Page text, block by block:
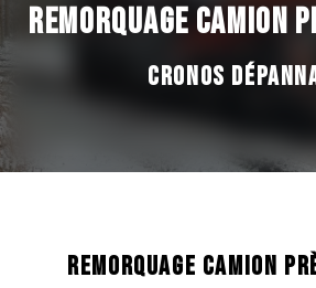
REMORQUAGE CAMION
CRONOS
REMORQUAGE CAMION